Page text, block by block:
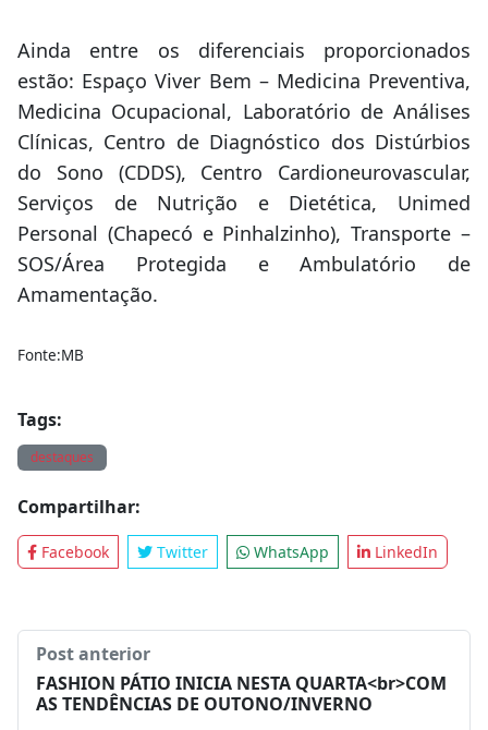
Ainda entre os diferenciais proporcionados
estão: Espaço Viver Bem – Medicina Preventiva,
Medicina Ocupacional, Laboratório de Análises
Clínicas, Centro de Diagnóstico dos Distúrbios
do Sono (CDDS), Centro Cardioneurovascular,
Serviços de Nutrição e Dietética, Unimed
Personal (Chapecó e Pinhalzinho), Transporte –
SOS/Área Protegida e Ambulatório de
Amamentação.
Fonte:MB
Tags:
destaques
Compartilhar:
Facebook Twitter WhatsApp LinkedIn
Post anterior
FASHION PÁTIO INICIA NESTA QUARTA<br>COM
AS TENDÊNCIAS DE OUTONO/INVERNO